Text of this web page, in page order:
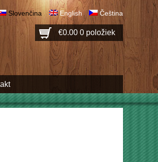
€0.00 0 položiek
Slovenčina English Čeština